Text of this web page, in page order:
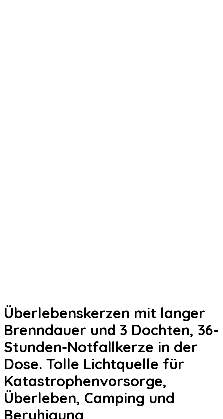
Überlebenskerzen mit langer
Brenndauer und 3 Dochten, 36-
Stunden-Notfallkerze in der
Dose. Tolle Lichtquelle für
Katastrophenvorsorge,
Überleben, Camping und
Beruhigung